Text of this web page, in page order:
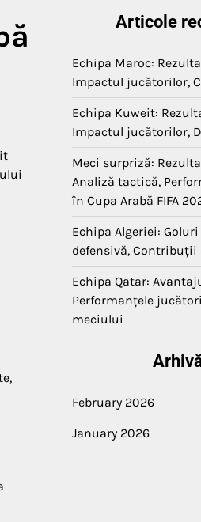
Articole
Echipa Maroc:
Impactul jucătorilor,
Echipa Kuweit:
Impactul jucătorilor,
Meci surpriză:
Analiză tactică,
în Cupa Arabă FIFA
Echipa Algeriei:
defensivă,
Echipa Qatar:
Performanțele
meciului
February 2026
January 2026